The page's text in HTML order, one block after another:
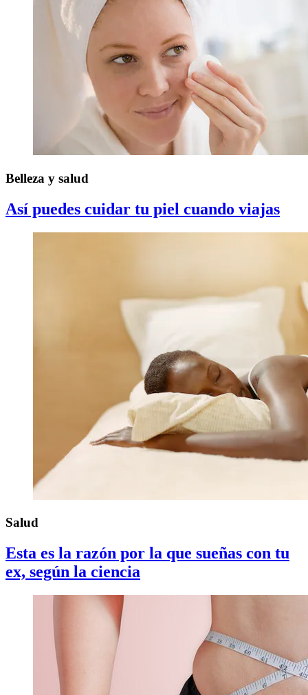
Belleza y salud
Así puedes cuidar tu piel cuando viajas
Salud
Esta es la razón por la que sueñas con tu
ex, según la ciencia